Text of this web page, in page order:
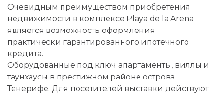
Очевидным преимуществом приобретения
недвижимости в комплексе Playa de la Arena
является возможность оформления
практически гарантированного ипотечного
кредита.
Оборудованные под ключ апартаменты, виллы и
таунхаусы в престижном районе острова
Тенерифе. Для посетителей выставки действуют